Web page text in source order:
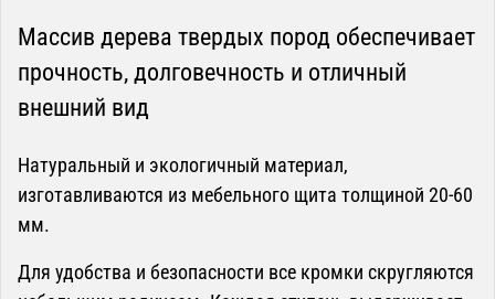
Массив дерева твердых пород обеспечивает
прочность, долговечность и отличный
внешний вид
Натуральный и экологичный материал,
изготавливаются из мебельного щита толщиной 20-60
мм.
Для удобства и безопасности все кромки скругляются